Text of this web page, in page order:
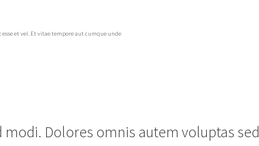
et vel. Et vitae tempore aut cumque unde
Dolores omnis autem voluptas sed